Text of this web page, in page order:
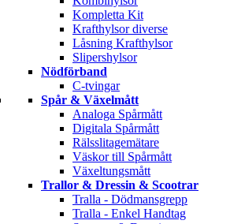
Kompletta Kit
Krafthylsor diverse
Låsning Krafthylsor
Slipershylsor
Nödförband
C-tvingar
Spår & Växelmått
Analoga Spårmått
Digitala Spårmått
Rälsslitagemätare
Väskor till Spårmått
Växeltungsmått
Trallor & Dressin & Scootrar
Tralla - Dödmansgrepp
Tralla - Enkel Handtag